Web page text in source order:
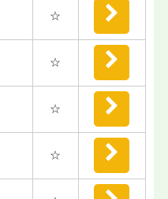
☆
☆
☆
☆